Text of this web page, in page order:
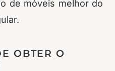
de móveis melhor do
OBTER O